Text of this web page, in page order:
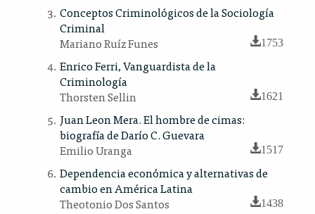
Conceptos Criminológicos de la Sociología
Criminal
Mariano Ruíz Funes
1753
Enrico Ferri, Vanguardista de la
Criminología
Thorsten Sellin
1621
Juan Leon Mera. El hombre de cimas:
biografía de Darío C. Guevara
Emilio Uranga
1517
Dependencia económica y alternativas de
cambio en América Latina
Theotonio Dos Santos
1438